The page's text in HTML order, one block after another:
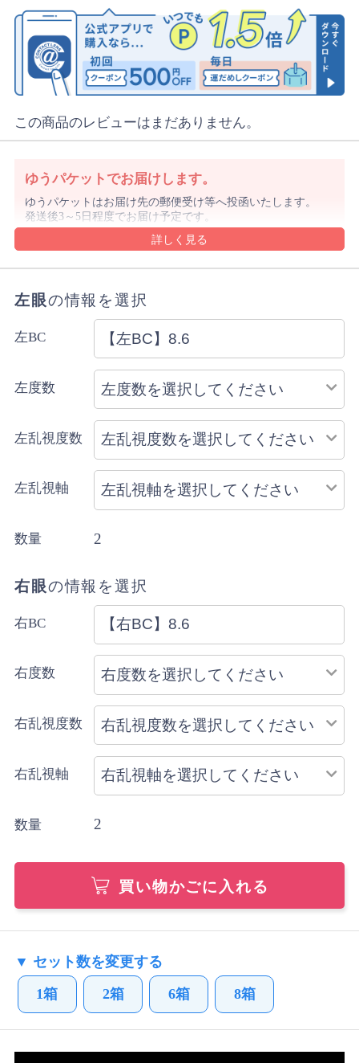
この商品のレビューはまだありません。
ゆうパケットでお届けします。
ゆうパケットはお届け先の郵便受け等へ投函いたします。
発送後3～5日程度でお届け予定です。
沖縄県や離島は1週間前後でのお届け予定となります。
ゆうパケットの規定のサイズを超える購入数の場合や代金
詳細・ご注意事項はご利用ガイドをご確認ください。
ご注文内容により上記と異なる場合があります。
配送方法のご指定はできません。
左眼の情報を選択
左BC
左度数
左乱視度数
左乱視軸
数量 2
右眼の情報を選択
右BC
右度数
右乱視度数
右乱視軸
数量 2
買い物かごに入れる
▼ セット数を変更する
1箱 2箱 6箱 8箱